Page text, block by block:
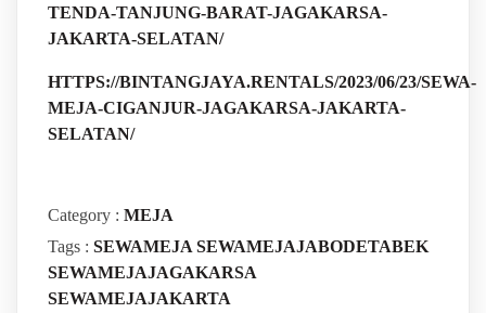
TENDA-TANJUNG-BARAT-JAGAKARSA-
JAKARTA-SELATAN/
HTTPS://BINTANGJAYA.RENTALS/2023/06/23/SEWA-
MEJA-CIGANJUR-JAGAKARSA-JAKARTA-
SELATAN/
Category : MEJA
Tags : SEWAMEJA SEWAMEJAJABODETABEK
SEWAMEJAJAGAKARSA
SEWAMEJAJAKARTA